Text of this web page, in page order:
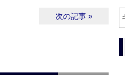
次の記事 »